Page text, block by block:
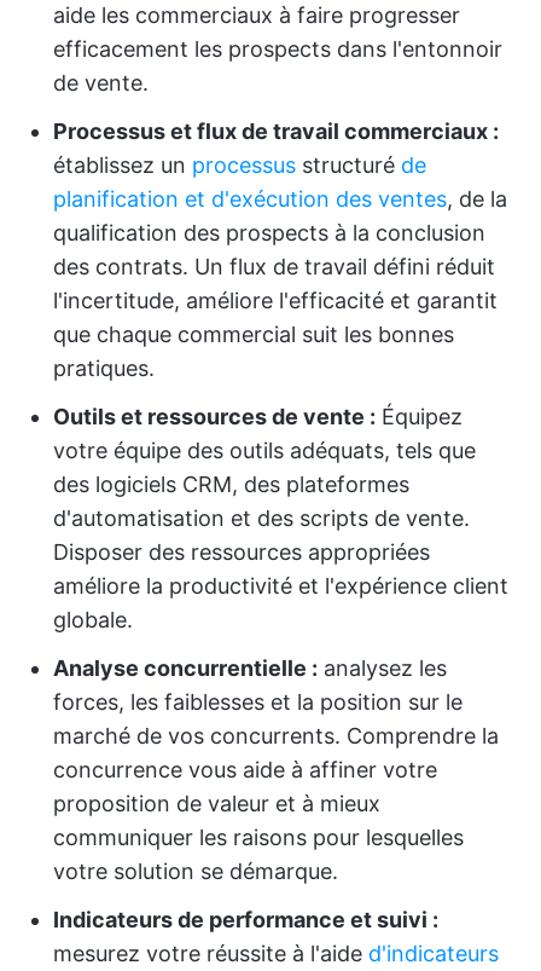
aide les commerciaux à faire progresser
efficacement les prospects dans l'entonnoir
de vente.
Processus et flux de travail commerciaux :
établissez un processus structuré de
planification et d'exécution des ventes, de la
qualification des prospects à la conclusion
des contrats. Un flux de travail défini réduit
l'incertitude, améliore l'efficacité et garantit
que chaque commercial suit les bonnes
pratiques.
Outils et ressources de vente : Équipez
votre équipe des outils adéquats, tels que
des logiciels CRM, des plateformes
d'automatisation et des scripts de vente.
Disposer des ressources appropriées
améliore la productivité et l'expérience client
globale.
Analyse concurrentielle : analysez les
forces, les faiblesses et la position sur le
marché de vos concurrents. Comprendre la
concurrence vous aide à affiner votre
proposition de valeur et à mieux
communiquer les raisons pour lesquelles
votre solution se démarque.
Indicateurs de performance et suivi :
mesurez votre réussite à l'aide d'indicateurs